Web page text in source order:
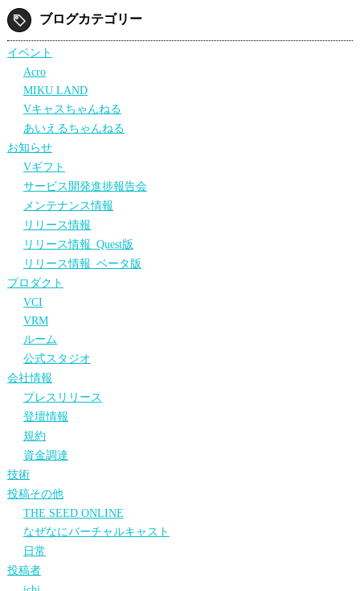
ブログカテゴリー
イベント
Acro
MIKU LAND
Vキャスちゃんねる
あいえるちゃんねる
お知らせ
Vギフト
サービス開発進捗報告会
メンテナンス情報
リリース情報
リリース情報_Quest版
リリース情報_ベータ版
プロダクト
VCI
VRM
ルーム
公式スタジオ
会社情報
プレスリリース
登壇情報
規約
資金調達
技術
投稿その他
THE SEED ONLINE
なぜなにバーチャルキャスト
日常
投稿者